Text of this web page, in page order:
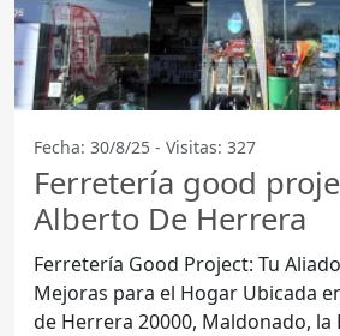
Fecha: 30/8/25 - Visitas: 327
Ferretería good
Alberto De Herrera
Ferretería Good Project: Tu
Mejoras para el Hogar Ubicada en Av Luis Alberto
de Herrera 20000, Maldonado, la